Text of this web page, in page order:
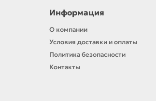
Информация
О компании
Условия доставки и оплаты
Политика безопасности
Контакты